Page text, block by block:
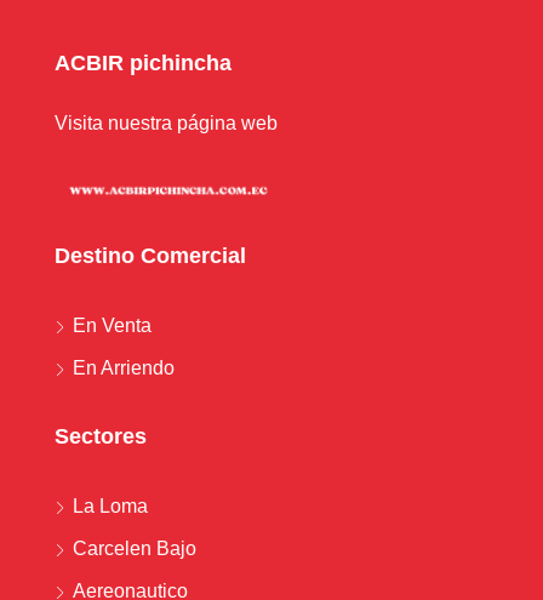
ACBIR pichincha
Visita nuestra página web
Destino Comercial
En Venta
En Arriendo
Sectores
La Loma
Carcelen Bajo
Aereonautico